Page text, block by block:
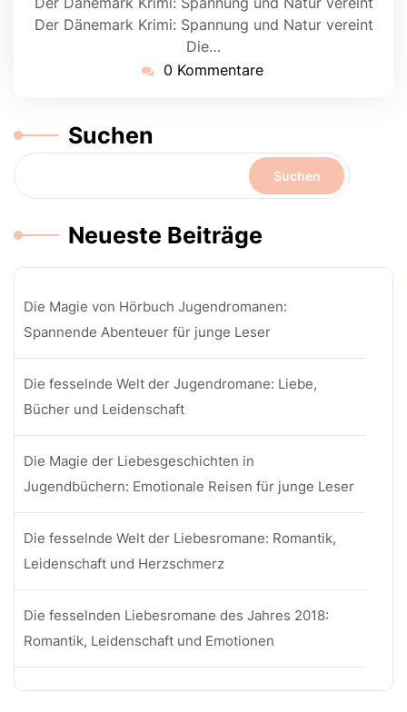
Der Dänemark Krimi: Spannung und Natur vereint
Die…
0 Kommentare
Suchen
Suchen
Neueste Beiträge
Die Magie von Hörbuch Jugendromanen:
Spannende Abenteuer für junge Leser
Die fesselnde Welt der Jugendromane: Liebe,
Bücher und Leidenschaft
Die Magie der Liebesgeschichten in
Jugendbüchern: Emotionale Reisen für junge Leser
Die fesselnde Welt der Liebesromane: Romantik,
Leidenschaft und Herzschmerz
Die fesselnden Liebesromane des Jahres 2018:
Romantik, Leidenschaft und Emotionen